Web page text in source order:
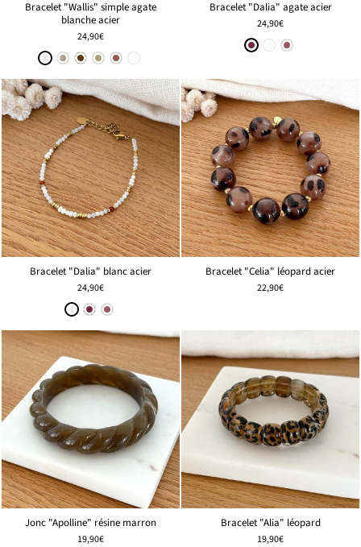
Bracelet "Wallis" simple agate
blanche acier
24,90€
Bracelet "Dalia" agate acier
24,90€
Bracelet "Dalia" blanc acier
24,90€
Bracelet "Celia" léopard acier
22,90€
Jonc "Apolline" résine marron
19,90€
Bracelet "Alia" léopard
19,90€